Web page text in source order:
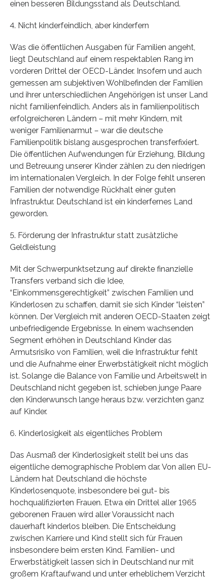
einen besseren Bildungsstand als Deutschland.
4. Nicht kinderfeindlich, aber kinderfern
Was die öffentlichen Ausgaben für Familien angeht,
liegt Deutschland auf einem respektablen Rang im
vorderen Drittel der OECD-Länder. Insofern und auch
gemessen am subjektiven Wohlbefinden der Familien
und ihrer unterschiedlichen Angehörigen ist unser Land
nicht familienfeindlich. Anders als in familienpolitisch
erfolgreicheren Ländern – mit mehr Kindern, mit
weniger Familienarmut – war die deutsche
Familienpolitik bislang ausgesprochen transferfixiert.
Die öffentlichen Aufwendungen für Erziehung, Bildung
und Betreuung unserer Kinder zählen zu den niedrigen
im internationalen Vergleich. In der Folge fehlt unseren
Familien der notwendige Rückhalt einer guten
Infrastruktur. Deutschland ist ein kinderfernes Land
geworden.
5. Förderung der Infrastruktur statt zusätzliche
Geldleistung
Mit der Schwerpunktsetzung auf direkte finanzielle
Transfers verband sich die Idee,
“Einkommensgerechtigkeit” zwischen Familien und
Kinderlosen zu schaffen, damit sie sich Kinder “leisten”
können. Der Vergleich mit anderen OECD-Staaten zeigt
unbefriedigende Ergebnisse. In einem wachsenden
Segment erhöhen in Deutschland Kinder das
Armutsrisiko von Familien, weil die Infrastruktur fehlt
und die Aufnahme einer Erwerbstätigkeit nicht möglich
ist. Solange die Balance von Familie und Arbeitswelt in
Deutschland nicht gegeben ist, schieben junge Paare
den Kinderwunsch lange heraus bzw. verzichten ganz
auf Kinder.
6. Kinderlosigkeit als eigentliches Problem
Das Ausmaß der Kinderlosigkeit stellt bei uns das
eigentliche demographische Problem dar. Von allen EU-
Ländern hat Deutschland die höchste
Kinderlosenquote, insbesondere bei gut- bis
hochqualifizierten Frauen. Etwa ein Drittel aller 1965
geborenen Frauen wird aller Voraussicht nach
dauerhaft kinderlos bleiben. Die Entscheidung
zwischen Karriere und Kind stellt sich für Frauen
insbesondere beim ersten Kind. Familien- und
Erwerbstätigkeit lassen sich in Deutschland nur mit
großem Kraftaufwand und unter erheblichem Verzicht